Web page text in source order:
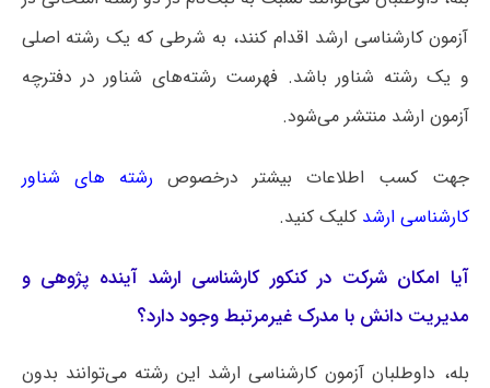
آزمون کارشناسی ارشد اقدام کنند، به شرطی که یک رشته اصلی
و یک رشته شناور باشد. فهرست رشته‌های شناور در دفترچه
آزمون ارشد منتشر می‌شود.
جهت کسب اطلاعات بیشتر درخصوص رشته های شناور
کارشناسی ارشد کلیک کنید.
آیا امکان شرکت در کنکور کارشناسی ارشد آینده پژوهی و
مدیریت دانش با مدرک غیرمرتبط وجود دارد؟
بله، داوطلبان آزمون کارشناسی ارشد این رشته می‌توانند بدون